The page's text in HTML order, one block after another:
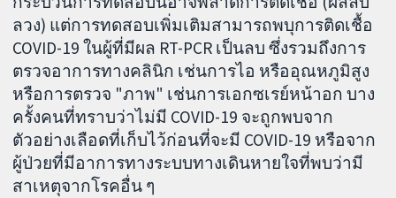
ลวง) แต่การทดสอบเพิ่มเติมสามารถพบุการติดเชื้อ
COVID-19 ในผู้ที่มีผล RT-PCR เป็นลบ ซึ่งรวมถึงการ
ตรวจอาการทางคลินิก เช่นการไอ หรืออุณหภูมิสูง
หรือการตรวจ "ภาพ" เช่นการเอกซเรย์หน้าอก บาง
ครั้งคนที่ทราบว่าไม่มี COVID-19 จะถูกพบจาก
ตัวอย่างเลือดที่เก็บไว้ก่อนที่จะมี COVID-19 หรือจาก
ผู้ป่วยที่มีอาการทางระบบทางเดินหายใจที่พบว่ามี
สาเหตุจากโรคอื่น ๆ